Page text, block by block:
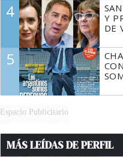
4
Y
DE
5
Espacio Publicitario
MÁS LEÍDAS DE PERFIL